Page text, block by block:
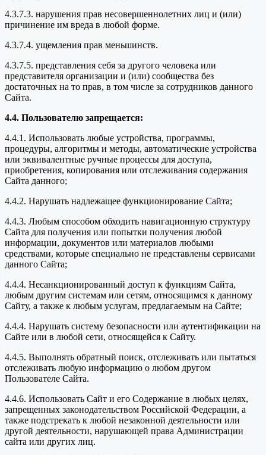
4.3.7.3. нарушения прав несовершеннолетних лиц и (или)
причинение им вреда в любой форме.
4.3.7.4. ущемления прав меньшинств.
4.3.7.5. представления себя за другого человека или
представителя организации и (или) сообщества без
достаточных на то прав, в том числе за сотрудников данного
Сайта.
4.4. Пользователю запрещается:
4.4.1. Использовать любые устройства, программы,
процедуры, алгоритмы и методы, автоматические устройства
или эквивалентные ручные процессы для доступа,
приобретения, копирования или отслеживания содержания
Сайта данного;
4.4.2. Нарушать надлежащее функционирование Сайта;
4.4.3. Любым способом обходить навигационную структуру
Сайта для получения или попытки получения любой
информации, документов или материалов любыми
средствами, которые специально не представлены сервисами
данного Сайта;
4.4.4. Несанкционированный доступ к функциям Сайта,
любым другим системам или сетям, относящимся к данному
Сайту, а также к любым услугам, предлагаемым на Сайте;
4.4.4. Нарушать систему безопасности или аутентификации на
Сайте или в любой сети, относящейся к Сайту.
4.4.5. Выполнять обратный поиск, отслеживать или пытаться
отслеживать любую информацию о любом другом
Пользователе Сайта.
4.4.6. Использовать Сайт и его Содержание в любых целях,
запрещенных законодательством Российской Федерации, а
также подстрекать к любой незаконной деятельности или
другой деятельности, нарушающей права Администрации
сайта или других лиц.